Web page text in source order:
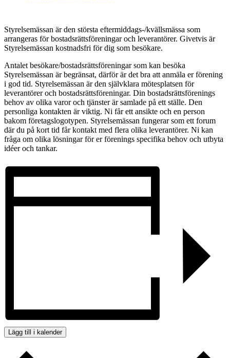
Styrelsemässan är den största eftermiddags-/kvällsmässa som
arrangeras för bostadsrättsföreningar och leverantörer. Givetvis är
Styrelsemässan kostnadsfri för dig som besökare.
Antalet besökare/bostadsrättsföreningar som kan besöka
Styrelsemässan är begränsat, därför är det bra att anmäla er förening
i god tid. Styrelsemässan är den självklara mötesplatsen för
leverantörer och bostadsrättsföreningar. Din bostadsrättsförenings
behov av olika varor och tjänster är samlade på ett ställe. Den
personliga kontakten är viktig. Ni får ett ansikte och en person
bakom företagslogotypen. Styrelsemässan fungerar som ett forum
där du på kort tid får kontakt med flera olika leverantörer. Ni kan
fråga om olika lösningar för er förenings specifika behov och utbyta
idéer och tankar.
Lägg till i kalender